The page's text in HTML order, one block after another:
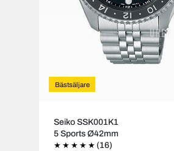
Bästsäljare
Seiko SSK001K1
5 Sports Ø42mm
(16)